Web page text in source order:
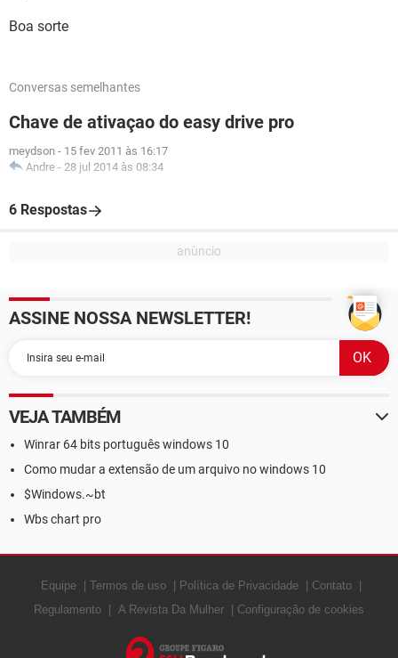
Boa sorte
Conversas semelhantes
Chave de ativaçao do easy drive pro
meydson - 15 fev 2011 às 16:17
Andre - 28 jul 2014 às 08:34
6 Respostas
ASSINE NOSSA NEWSLETTER!
VEJA TAMBÉM
Winrar 64 bits português windows 10
Como mudar a extensão de um arquivo no windows 10
$Windows.~bt
Wbs chart pro
Equipe Termos de uso Política de Privacidade
Contato
Regulamento
A Revista Da Mulher Configuração de cookies